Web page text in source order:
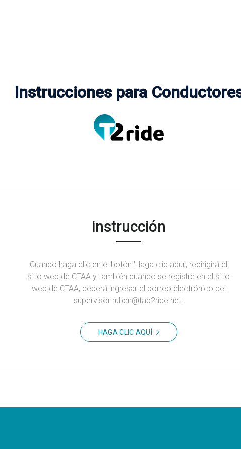
Instrucciones para
instrucción
Cuando haga clic en el botón 'Haga clic aquí', redirigirá el
sitio web de CTAA y también cuando se registre en el sitio
web de CTAA, deberá ingresar el correo electrónico del
supervisor ruben@tap2ride.net.
HAGA CLIC AQUÍ